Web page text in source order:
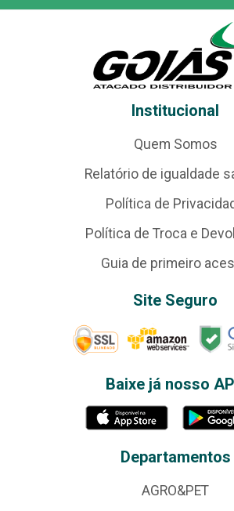
Institucional
Quem Somos
Relatório de igualdade
Política de
Política de Troca e
Guia de primeiro
Site Seguro
Baixe já nosso
Departamentos
AGRO&PET